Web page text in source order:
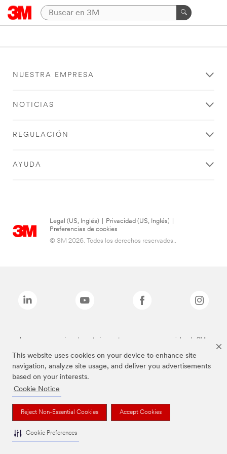
This website uses cookies on your device to enhance site
navigation, analyze site usage, and deliver you advertisements
based on your interests.
Cookie Notice
Reject Non-Essential Cookies Accept Cookies
Cookie Preferences
NUESTRA EMPRESA
NOTICIAS
REGULACIÓN
AYUDA
Legal (US, Inglés) Privacidad (US, Inglés)
Preferencias de cookies
© 3M 2026. Todos los derechos reservados..
Las marcas mencionadas anteriormente son marcas comerciales de 3M.